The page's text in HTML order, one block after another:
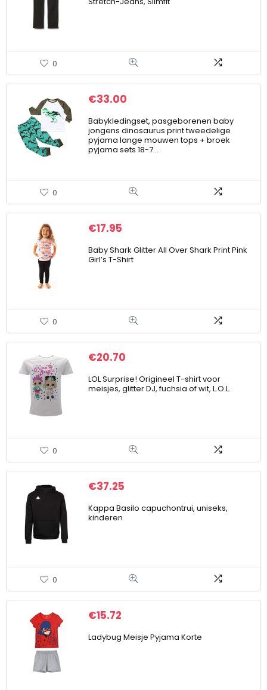
0
€33.00
Babykledingset, pasgeborenen baby
jongens dinosaurus print tweedelige
pyjama lange mouwen tops + broek
pyjama sets 18-7…
0
€17.95
Baby Shark Glitter All Over Shark Print Pink
Girl’s T-Shirt
0
€20.70
LOL Surprise! Origineel T-shirt voor
meisjes, glitter DJ, fuchsia of wit, L.O.L.
0
€37.25
Kappa Basilo capuchontrui, uniseks,
kinderen
0
€15.72
Ladybug Meisje Pyjama Korte